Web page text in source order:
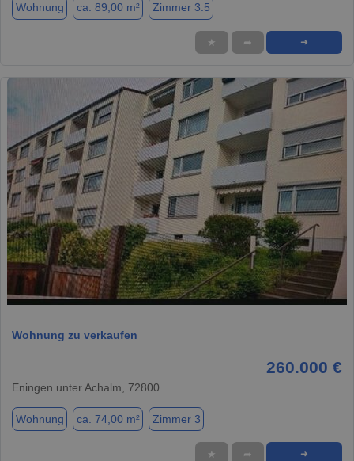
Wohnung ca. 89,00 m² Zimmer 3.5
★ ➦ ➜
1 / 10
Wohnung zu verkaufen
260.000 €
Eningen unter Achalm, 72800
Wohnung ca. 74,00 m² Zimmer 3
★ ➦ ➜